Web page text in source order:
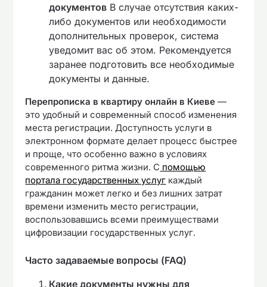
документов В случае отсутствия каких-
либо документов или необходимости
дополнительных проверок, система
уведомит вас об этом. Рекомендуется
заранее подготовить все необходимые
документы и данные.
Перепрописка в квартиру онлайн в Киеве —
это удобный и современный способ изменения
места регистрации. Доступность услуги в
электронном формате делает процесс быстрее
и проще, что особенно важно в условиях
современного ритма жизни. С помощью
портала государственных услуг каждый
гражданин может легко и без лишних затрат
времени изменить место регистрации,
воспользовавшись всеми преимуществами
цифровизации государственных услуг.
Часто задаваемые вопросы (FAQ)
Какие документы нужны для